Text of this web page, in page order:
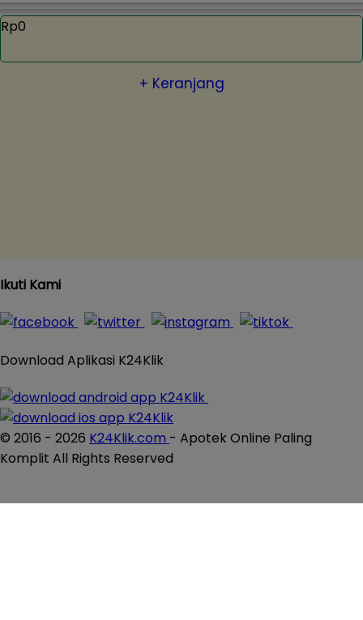
Rp0
+ Keranjang
Ikuti Kami
Download Aplikasi K24Klik
© 2016 - 2026 K24Klik.com - Apotek Online Paling
Komplit All Rights Reserved